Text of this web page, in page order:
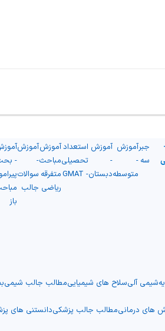
جبر
سه
آموزش
-
متوسطه
آموزش
-
دبستان
استعداد
تحصیلی
- GMAT
آموزش
مباحث
متفرقه
ریاضی
آموزش
-
سوالات
جالب
-
باز
شیمی آلیسلاح های شیمیاییمطالب جالب شیمی
های درمانیمطالب جالب پزشکیدانستنی های